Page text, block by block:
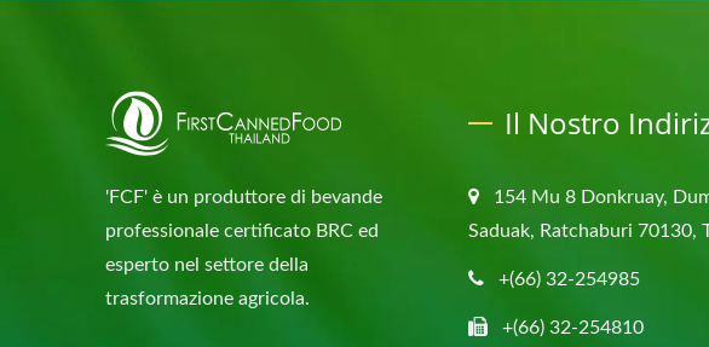
'FCF' è un produttore di bevande
professionale certificato BRC ed
esperto nel settore della
trasformazione agricola.
Il Nostro
154 Mu 8 Donkruay,
Saduak, Ratchaburi 70130,
+(66) 32-254985
+(66) 32-254810